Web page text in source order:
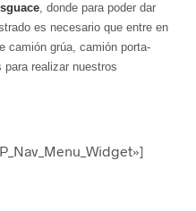
, donde para poder dar
es necesario que entre en
camión grúa, camión porta-
realizar nuestros